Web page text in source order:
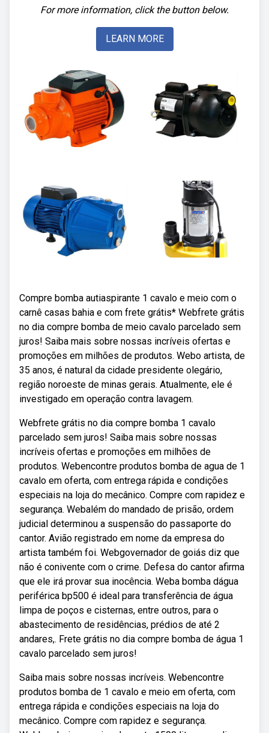
For more information, click the button below.
LEARN MORE
Compre bomba autiaspirante 1 cavalo e meio com o
carnê casas bahia e com frete grátis* Webfrete grátis
no dia compre bomba de meio cavalo parcelado sem
juros! Saiba mais sobre nossas incríveis ofertas e
promoções em milhões de produtos. Webo artista, de
35 anos, é natural da cidade presidente olegário,
região noroeste de minas gerais. Atualmente, ele é
investigado em operação contra lavagem.
Webfrete grátis no dia compre bomba 1 cavalo
parcelado sem juros! Saiba mais sobre nossas
incríveis ofertas e promoções em milhões de
produtos. Webencontre produtos bomba de agua de 1
cavalo em oferta, com entrega rápida e condições
especiais na loja do mecânico. Compre com rapidez e
segurança. Webalém do mandado de prisão, ordem
judicial determinou a suspensão do passaporte do
cantor. Avião registrado em nome da empresa do
artista também foi. Webgovernador de goiás diz que
não é conivente com o crime. Defesa do cantor afirma
que ele irá provar sua inocência. Weba bomba dágua
periférica bp500 é ideal para transferência de água
limpa de poços e cisternas, entre outros, para o
abastecimento de residências, prédios de até 2
andares,. Frete grátis no dia compre bomba de água 1
cavalo parcelado sem juros!
Saiba mais sobre nossas incríveis. Webencontre
produtos bomba de 1 cavalo e meio em oferta, com
entrega rápida e condições especiais na loja do
mecânico. Compre com rapidez e segurança.